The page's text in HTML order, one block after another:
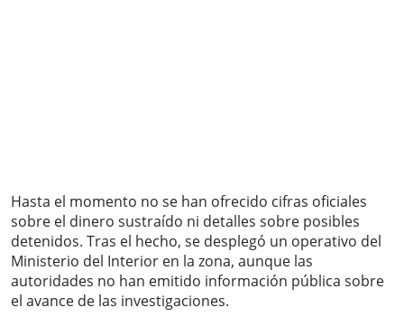
Hasta el momento no se han ofrecido cifras oficiales
sobre el dinero sustraído ni detalles sobre posibles
detenidos. Tras el hecho, se desplegó un operativo del
Ministerio del Interior en la zona, aunque las
autoridades no han emitido información pública sobre
el avance de las investigaciones.